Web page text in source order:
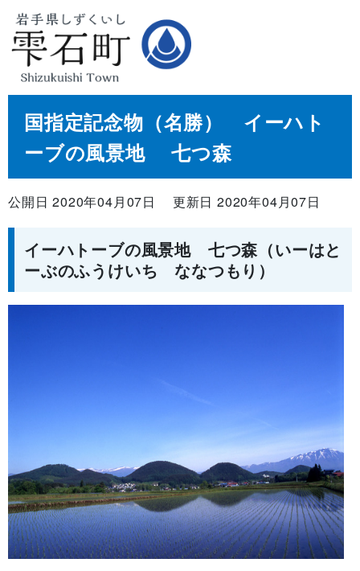
国指定記念物（名勝） イーハト
ーブの風景地 七つ森
公開日 2020年04月07日 更新日 2020年04月07日
イーハトーブの風景地 七つ森（いーはと
ーぶのふうけいち ななつもり）